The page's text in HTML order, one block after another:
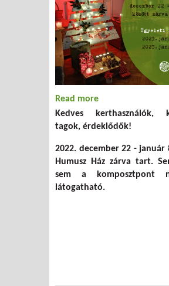
Read more
2022
Kedves kerthasználók,
tagok, érdeklődők!
2022. december 22 - január
Humusz Ház zárva tart.
sem a komposztpont
látogatható.